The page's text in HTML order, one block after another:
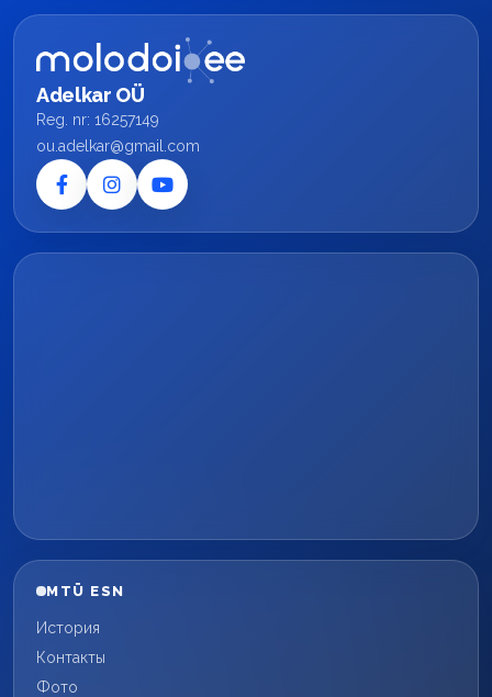
Adelkar OÜ
Reg. nr: 16257149
ou.adelkar@gmail.com
MTÜ ESN
История
Контакты
Фото